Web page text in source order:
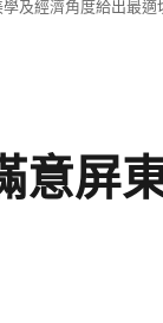
及經濟角度給出最
意屏